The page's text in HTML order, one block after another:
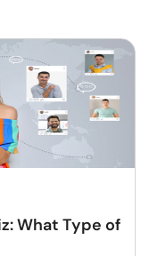
What Type of